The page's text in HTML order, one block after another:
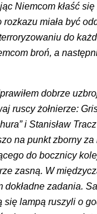
Niemcom kłaść się
miała być
do
broń, a
dobrze
ruscy żołnierze:
i Stanisław
na punkt zborny
do bocznicy
zasną. W
zadania.
lampą ruszyli o